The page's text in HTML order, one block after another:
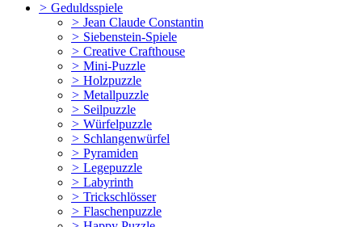
> Geduldsspiele
> Jean Claude Constantin
> Siebenstein-Spiele
> Creative Crafthouse
> Mini-Puzzle
> Holzpuzzle
> Metallpuzzle
> Seilpuzzle
> Würfelpuzzle
> Schlangenwürfel
> Pyramiden
> Legepuzzle
> Labyrinth
> Trickschlösser
> Flaschenpuzzle